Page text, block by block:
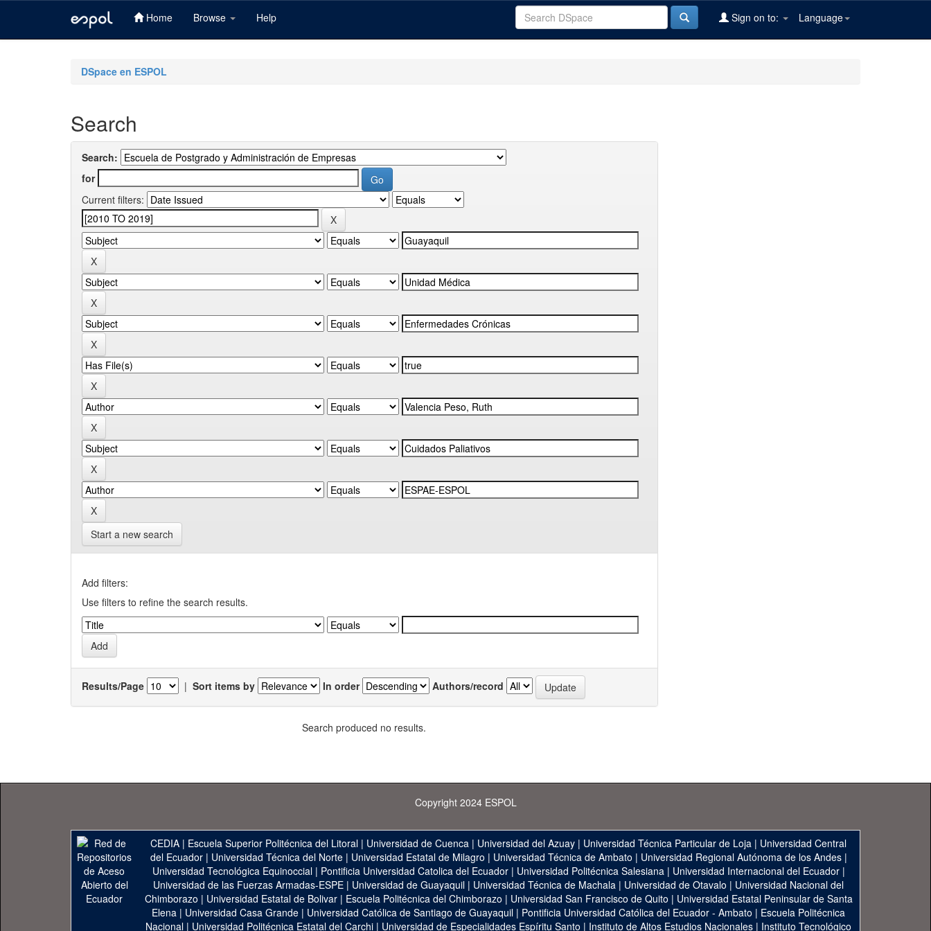
Home Browse Help Language
Sign on to:
DSpace en ESPOL
Search
Search:
for
Current filters:
Start a new search
Add filters:
Use filters to refine the search results.
Results/Page | Sort items by In order Authors/record
Search produced no results.
Copyright 2024 ESPOL
CEDIA | Escuela Superior Politécnica del Litoral | Universidad de Cuenca | Universidad del Azuay | Universidad Técnica Particular de Loja | Universidad Central
del Ecuador| Universidad Técnica del Norte| Universidad Estatal de Milagro | Universidad Técnica de Ambato | Universidad Regional Autónoma de los Andes|
Universidad Tecnológica Equinoccial| Pontificia Universidad Catolica del Ecuador| Universidad Politécnica Salesiana| Universidad Internacional del Ecuador|
Universidad de las Fuerzas Armadas-ESPE | Universidad de Guayaquil | Universidad Técnica de Machala | Universidad de Otavalo | Universidad Nacional del
Chimborazo | Universidad Estatal de Bolivar| Escuela Politécnica del Chimborazo | Universidad San Francisco de Quito | Universidad Estatal Peninsular de Santa
Elena | Universidad Casa Grande | Universidad Católica de Santiago de Guayaquil | Pontificia Universidad Católica del Ecuador - Ambato | Escuela Politécnica
Nacional | Universidad Politécnica Estatal del Carchi | Universidad de Especialidades Espíritu Santo | Instituto de Altos Estudios Nacionales | Instituto Tecnológico